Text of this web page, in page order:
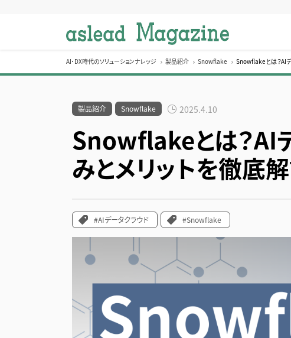
o
AI・DX時代のソリューションナレッジ 製品紹介 Snowflake Snowflakeとは？AI
製品紹介 Snowflake 2025.4.10
Snowflakeとは？AI
みとメリットを徹底
#AIデータクラウド #Snowflake